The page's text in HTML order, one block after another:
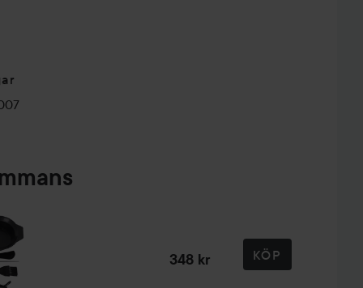
COPPAR🧡 COPPAR🧡
348 kr KÖP